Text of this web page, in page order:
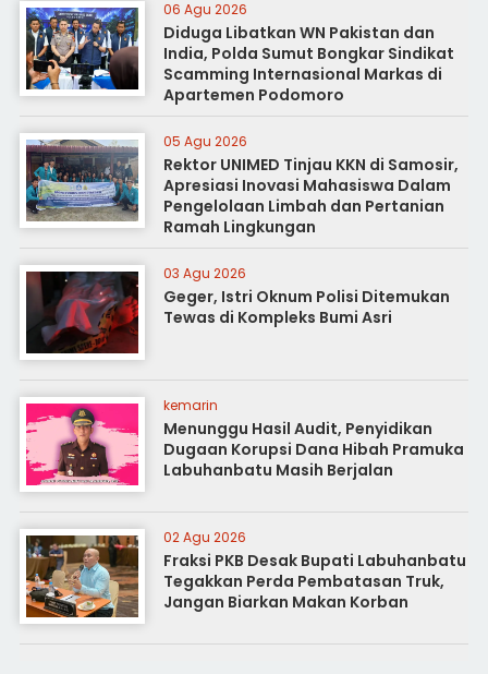
06 Agu 2026
Diduga Libatkan WN Pakistan dan
India, Polda Sumut Bongkar Sindikat
Scamming Internasional Markas di
Apartemen Podomoro
05 Agu 2026
Rektor UNIMED Tinjau KKN di Samosir,
Apresiasi Inovasi Mahasiswa Dalam
Pengelolaan Limbah dan Pertanian
Ramah Lingkungan
03 Agu 2026
Geger, Istri Oknum Polisi Ditemukan
Tewas di Kompleks Bumi Asri
kemarin
Menunggu Hasil Audit, Penyidikan
Dugaan Korupsi Dana Hibah Pramuka
Labuhanbatu Masih Berjalan
02 Agu 2026
Fraksi PKB Desak Bupati Labuhanbatu
Tegakkan Perda Pembatasan Truk,
Jangan Biarkan Makan Korban